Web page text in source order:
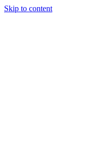
Skip to content